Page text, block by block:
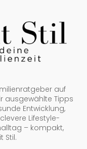
auf
ausgewählte Tipps
Entwicklung,
Lifestyle-
– kompakt,
Stil.